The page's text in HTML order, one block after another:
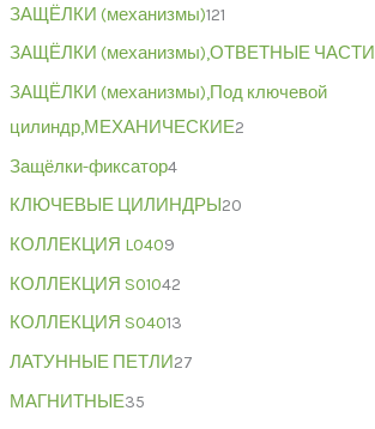
ЗАЩЁЛКИ (механизмы)121
ЗАЩЁЛКИ (механизмы),ОТВЕТНЫЕ ЧАСТИ
ЗАЩЁЛКИ (механизмы),Под ключевой
цилиндр,МЕХАНИЧЕСКИЕ2
Защёлки-фиксатор4
КЛЮЧЕВЫЕ ЦИЛИНДРЫ 20
КОЛЛЕКЦИЯ L0409
КОЛЛЕКЦИЯ S01042
КОЛЛЕКЦИЯ S04013
ЛАТУННЫЕ ПЕТЛИ27
МАГНИТНЫЕ35